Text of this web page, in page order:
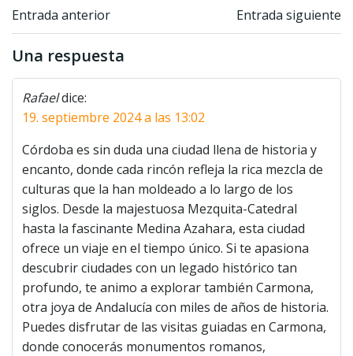
Navegación
de
entradas
Entrada anterior
Navegación
entradas
Entrada siguiente
Una respuesta
Rafaeldice:
19. septiembre 2024 a las 13:02
Córdoba es sin duda una ciudad llena de historia y
encanto, donde cada rincón refleja la rica mezcla de
culturas que la han moldeado a lo largo de los
siglos. Desde la majestuosa Mezquita-Catedral
hasta la fascinante Medina Azahara, esta ciudad
ofrece un viaje en el tiempo único. Si te apasiona
descubrir ciudades con un legado histórico tan
profundo, te animo a explorar también Carmona,
otra joya de Andalucía con miles de años de historia.
Puedes disfrutar de las visitas guiadas en Carmona,
donde conocerás monumentos romanos,